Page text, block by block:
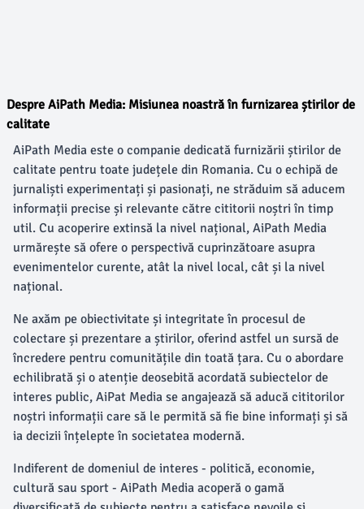
Despre AiPath Media: Misiunea noastră în furnizarea știrilor de
calitate
AiPath Media este o companie dedicată furnizării știrilor de
calitate pentru toate județele din Romania. Cu o echipă de
jurnaliști experimentați și pasionați, ne străduim să aducem
informații precise și relevante către cititorii noștri în timp
util. Cu acoperire extinsă la nivel național, AiPath Media
urmărește să ofere o perspectivă cuprinzătoare asupra
evenimentelor curente, atât la nivel local, cât și la nivel
național.
Ne axăm pe obiectivitate și integritate în procesul de
colectare și prezentare a știrilor, oferind astfel un sursă de
încredere pentru comunitățile din toată țara. Cu o abordare
echilibrată și o atenție deosebită acordată subiectelor de
interes public, AiPat Media se angajează să aducă cititorilor
noștri informații care să le permită să fie bine informați și să
ia decizii înțelepte în societatea modernă.
Indiferent de domeniul de interes - politică, economie,
cultură sau sport - AiPath Media acoperă o gamă